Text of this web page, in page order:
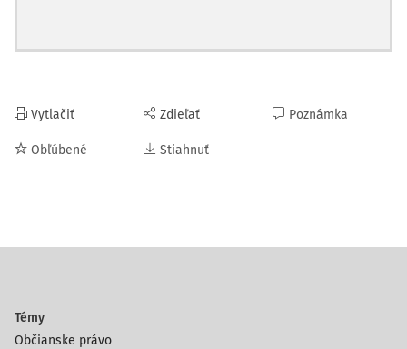
Vytlačiť
Obľúbené
Zdieľať
Stiahnuť
Poznámka
Témy
Občianske právo